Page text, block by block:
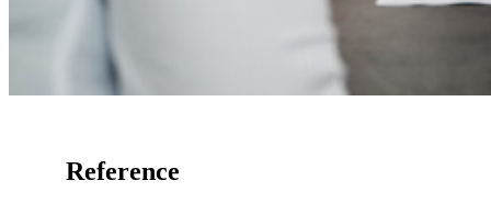
Reference